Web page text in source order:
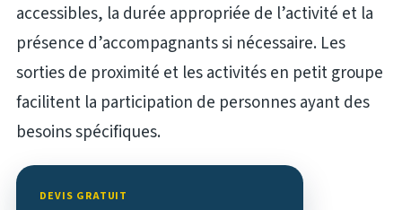
accessibles, la durée appropriée de l’activité et la
présence d’accompagnants si nécessaire. Les
sorties de proximité et les activités en petit groupe
facilitent la participation de personnes ayant des
besoins spécifiques.
DEVIS GRATUIT